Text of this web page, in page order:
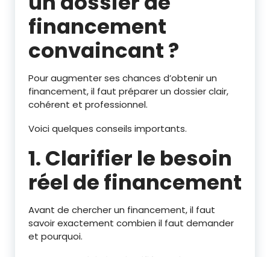
financement
convaincant ?
Pour augmenter ses chances d’obtenir un
financement, il faut préparer un dossier clair,
cohérent et professionnel.
Voici quelques conseils importants.
1. Clarifier le besoin
réel de financement
Avant de chercher un financement, il faut
savoir exactement combien il faut demander
et pourquoi.